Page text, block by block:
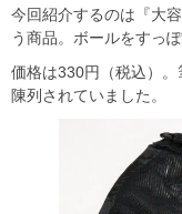
今回紹介するのは『大
う商品。ボールをすっ
価格は330円（税込）
陳列されていました。